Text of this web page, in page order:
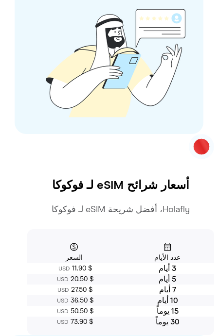
أسعار شرائح eSIM لـ فوكوكا
Holafly، أفضل شريحة eSIM لـ فوكوكا
عدد الأيام
USD
USD
USD
USD
USD
USD